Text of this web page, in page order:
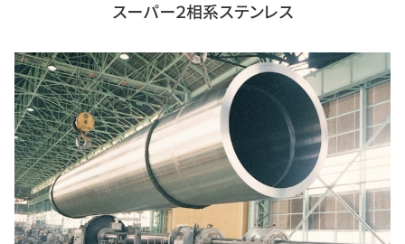
スーパー２相系ステンレス